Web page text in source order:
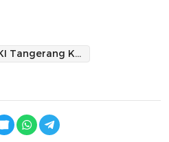
GMKI Tangerang Kota